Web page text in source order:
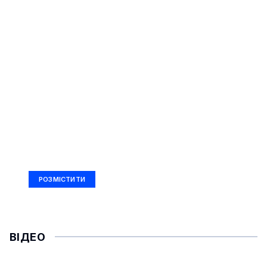
РОЗМІСТИТИ
ВІДЕО